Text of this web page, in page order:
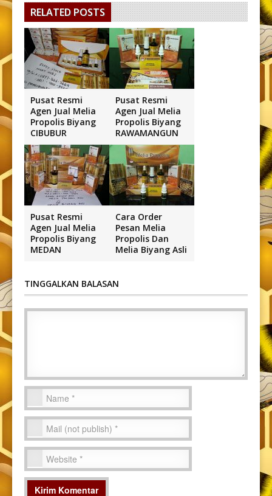
RELATED POSTS
Pusat Resmi
Agen Jual Melia
Propolis Biyang
CIBUBUR
Pusat Resmi
Agen Jual Melia
Propolis Biyang
RAWAMANGUN
Pusat Resmi
Agen Jual Melia
Propolis Biyang
MEDAN
Cara Order
Pesan Melia
Propolis Dan
Melia Biyang Asli
TINGGALKAN BALASAN